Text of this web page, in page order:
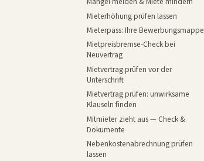
Mieterhöhung prüfen lassen
Mieterpass: Ihre Bewerbungsmappe
Mietpreisbremse-Check bei
Neuvertrag
Mietvertrag prüfen vor der
Unterschrift
Mietvertrag prüfen: unwirksame
Klauseln finden
Mitmieter zieht aus — Check &
Dokumente
Nebenkostenabrechnung prüfen
lassen